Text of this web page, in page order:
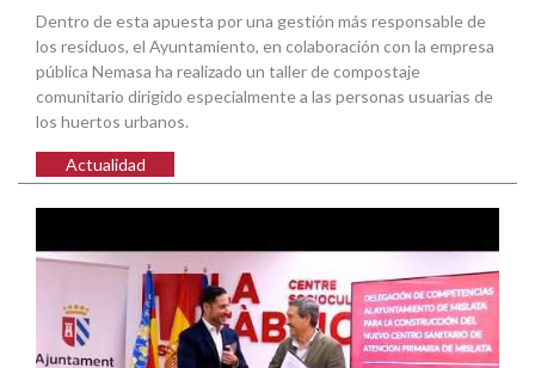
Dentro de esta apuesta por una gestión más responsable de
los residuos, el Ayuntamiento, en colaboración con la empresa
pública Nemasa ha realizado un taller de compostaje
comunitario dirigido especialmente a las personas usuarias de
los huertos urbanos.
Actualidad